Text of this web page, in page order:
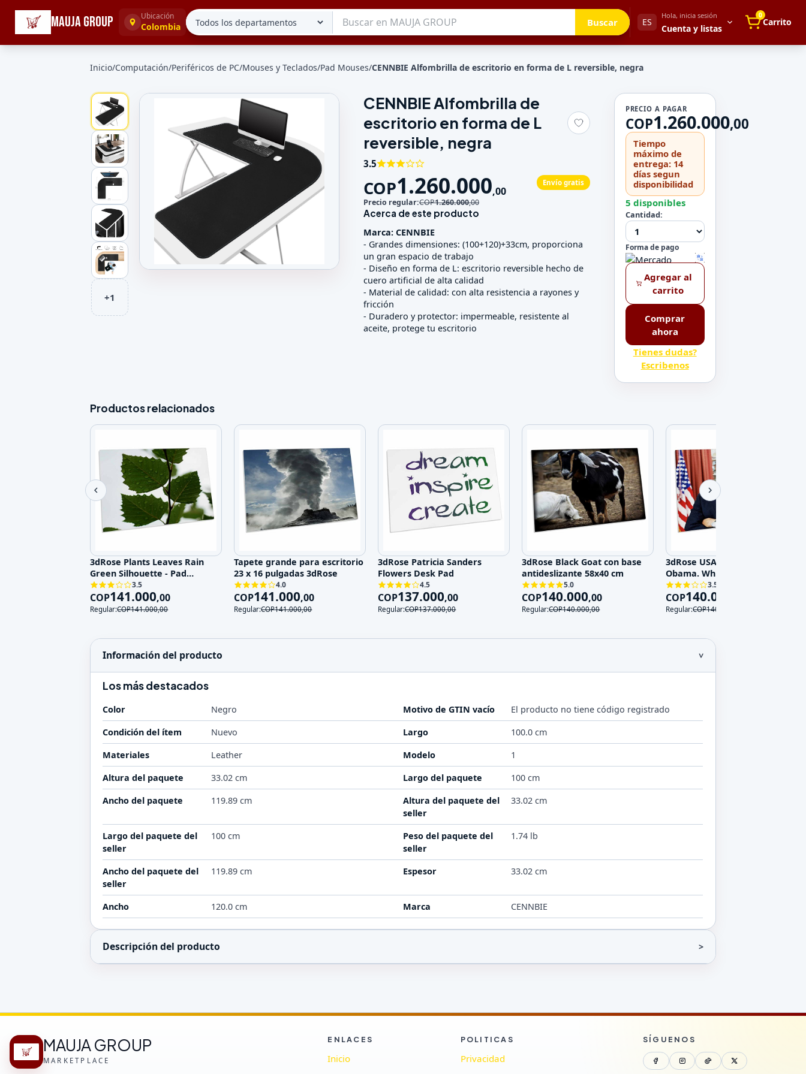
MAUJA GROUP Ubicación
Colombia Buscar ES
Hola, inicia sesión
Cuenta y listas
Tu lista
Favoritos
Guardados para después
Mis direcciones
Mis pedidos
Métodos de pago
Mi perfil
Configuración
0
Carrito
☰ Categorías
Inicio/Computación/Periféricos de PC/Mouses y Teclados/Pad Mouses/CENNBIE Alfombrilla de escritorio en forma de L reversible, negra
+1
Galeria de CENNBIE Alfombrilla de escritorio en forma de L reversible, negra
CENNBIE Alfombrilla de
escritorio en forma de L
reversible, negra
3.5
COP1.260.000,00
Envío gratis
Precio regular:COP1.260.000,00
Acerca de este producto
Marca: CENNBIE
- Grandes dimensiones: (100+120)+33cm, proporciona
un gran espacio de trabajo
- Diseño en forma de L: escritorio reversible hecho de
cuero artificial de alta calidad
- Material de calidad: con alta resistencia a rayones y
fricción
- Duradero y protector: impermeable, resistente al
aceite, protege tu escritorio
PRECIO A PAGAR
COP1.260.000,00
Tiempo
máximo de
entrega: 14
días segun
disponibilidad
5 disponibles
Cantidad:
Forma de pago
Agregar al
carrito
Comprar
ahora
Tienes dudas?
Escribenos
Productos relacionados
3dRose Plants Leaves Rain
Green Silhouette - Pad
Escritorio L3.5
COP141.000,00
Regular:COP141.000,00
Tapete grande para escritorio
23 x 16 pulgadas 3dRose
4.0
COP141.000,00
Regular:COP141.000,00
3dRose Patricia Sanders
Flowers Desk Pad
4.5
COP137.000,00
Regular:COP137.000,00
3dRose Black Goat con base
antideslizante 58x40 cm
5.0
COP140.000,00
Regular:COP140.000,00
3dRose USA President Barack
Obama. White House. - Pad de
escritorio3.5
COP140.000
Regular:COP140.000
Información del producto
Los más destacados
Color Negro Motivo de GTIN vacío
El producto no tiene código registrado
Condición del ítem
Nuevo Largo
100.0 cm
Materiales
Leather Modelo
1
Altura del paquete
33.02 cm Largo del paquete
100 cm
Ancho del paquete
119.89 cm
Altura del paquete del
seller
33.02 cm
Largo del paquete del
seller
100 cm
Peso del paquete del
seller
1.74 lb
Ancho del paquete del
seller
119.89 cm Espesor 33.02 cm
Ancho 120.0 cm Marca CENNBIE
Descripción del producto
MAUJA GROUP
MARKETPLACE
ENLACES
Inicio
POLITICAS
Privacidad
SÍGUENOS